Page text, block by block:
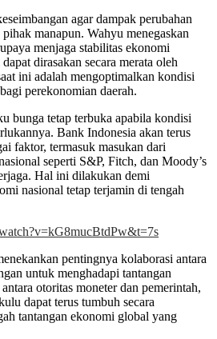
agar dampak perubahan
manapun. Wahyu menegaskan
menjaga stabilitas ekonomi
dirasakan secara merata oleh
ini adalah mengoptimalkan kondisi
perekonomian daerah.
bunga tetap terbuka apabila kondisi
. Bank Indonesia akan terus
faktor, termasuk masukan dari
seperti S&P, Fitch, dan Moody’s
. Hal ini dilakukan demi
nasional tetap terjamin di tengah
pentingnya kolaborasi antara
untuk menghadapi tantangan
otoritas moneter dan pemerintah,
dapat terus tumbuh secara
tantangan ekonomi global yang